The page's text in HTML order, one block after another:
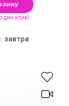
клик!
завтра